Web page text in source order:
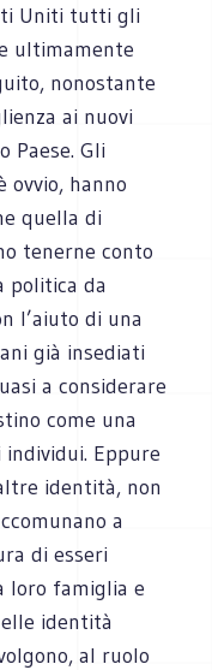
Uniti tutti gli
ultimamente
nonostante
ai nuovi
Paese. Gli
ovvio, hanno
quella di
tenerne conto
politica da
l’aiuto di una
già insediati
a considerare
come una
Eppure
identità, non
a
di esseri
loro famiglia e
identità
al ruolo